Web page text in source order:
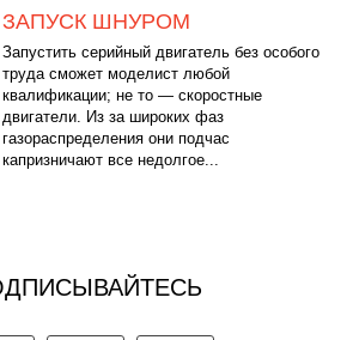
ЗАПУСК ШНУРОМ
Запустить серийный двигатель без особого
труда сможет моделист любой
квалификации; не то — скоростные
двигатели. Из за широких фаз
газораспределения они подчас
капризничают все недолгое...